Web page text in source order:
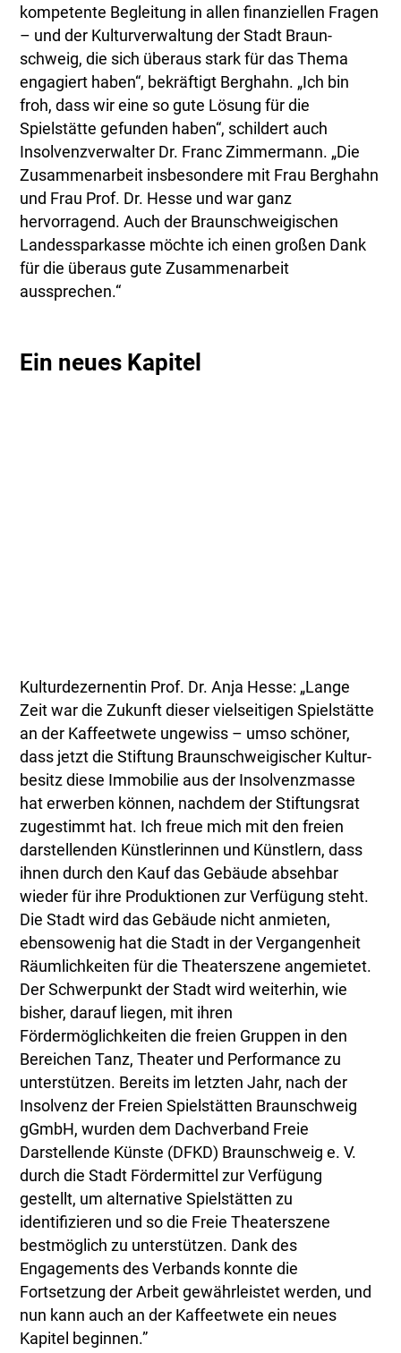
kompetente Begleitung in allen finanziellen Fragen
– und der Kulturverwaltung der Stadt Braun-
schweig, die sich überaus stark für das Thema
engagiert haben“, bekräftigt Berghahn. „Ich bin
froh, dass wir eine so gute Lösung für die
Spielstätte gefunden haben“, schildert auch
Insolvenzverwalter Dr. Franc Zimmermann. „Die
Zusammenarbeit insbesondere mit Frau Berghahn
und Frau Prof. Dr. Hesse und war ganz
hervorragend. Auch der Braunschweigischen
Landessparkasse möchte ich einen großen Dank
für die überaus gute Zusammenarbeit
aussprechen.“
Ein neues Kapitel
Kulturdezernentin Prof. Dr. Anja Hesse: „Lange
Zeit war die Zukunft dieser vielseitigen Spielstätte
an der Kaffeetwete ungewiss – umso schöner,
dass jetzt die Stiftung Braunschweigischer Kultur-
besitz diese Immobilie aus der Insolvenzmasse
hat erwerben können, nachdem der Stiftungsrat
zugestimmt hat. Ich freue mich mit den freien
darstellenden Künstlerinnen und Künstlern, dass
ihnen durch den Kauf das Gebäude absehbar
wieder für ihre Produktionen zur Verfügung steht.
Die Stadt wird das Gebäude nicht anmieten,
ebensowenig hat die Stadt in der Vergangenheit
Räumlichkeiten für die Theaterszene angemietet.
Der Schwerpunkt der Stadt wird weiterhin, wie
bisher, darauf liegen, mit ihren
Fördermöglichkeiten die freien Gruppen in den
Bereichen Tanz, Theater und Performance zu
unterstützen. Bereits im letzten Jahr, nach der
Insolvenz der Freien Spielstätten Braunschweig
gGmbH, wurden dem Dachverband Freie
Darstellende Künste (DFKD) Braunschweig e. V.
durch die Stadt Fördermittel zur Verfügung
gestellt, um alternative Spielstätten zu
identifizieren und so die Freie Theaterszene
bestmöglich zu unterstützen. Dank des
Engagements des Verbands konnte die
Fortsetzung der Arbeit gewährleistet werden, und
nun kann auch an der Kaffeetwete ein neues
Kapitel beginnen.”